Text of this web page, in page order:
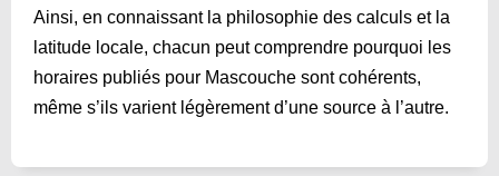
Ainsi, en connaissant la philosophie des calculs et la
latitude locale, chacun peut comprendre pourquoi les
horaires publiés pour Mascouche sont cohérents,
même s’ils varient légèrement d’une source à l’autre.